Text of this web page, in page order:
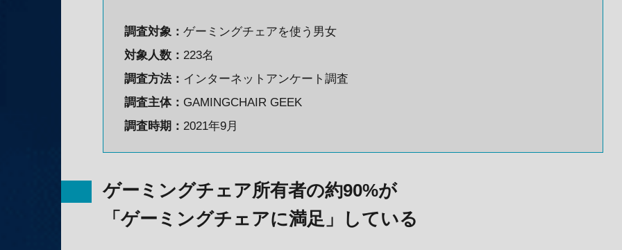
調査対象： ゲーミングチェアを使う男女
対象人数： 223名
調査方法： インターネットアンケート調査
調査主体： GAMINGCHAIR GEEK
調査時期： 2021年9月
ゲーミングチェア所有者の約90%が
「ゲーミングチェアに満足」している